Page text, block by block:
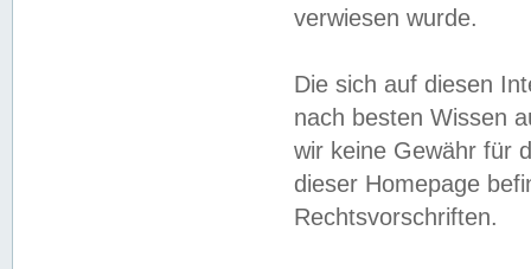
verwiesen wurde.
Die sich auf diesen
nach besten Wissen
wir keine Gewähr für
dieser Homepage
Rechtsvorschriften.